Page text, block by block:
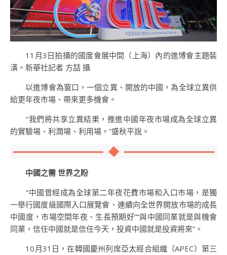
11月3日拍攝的國度會展中間（上海）內的進博會主題裝
潢。新華社記者 方喆 攝
以進博會為窗口，一個立異、開放的中國，為全球立異供
給更年夜市場、帶來更多機會。
“我們將共享立異結果，推進中國年夜市場成為全球立異
的實驗場、利潤場、利用場。”盛秋平說。
中國之需 世界之盼
“中國曾經成為全球第二年夜花費市場和入口市場，是獨
一舉行國度級國際入口展覽會、連續向全世界開放市場的成長
中國度，市場空間年夜、生長預期好”“與中國同業就是與機會
同業，信任中國就是信任今天，投資中國就是投資將來”。
10月31日，在韓國慶州列席亞太經合組織（APEC）第三